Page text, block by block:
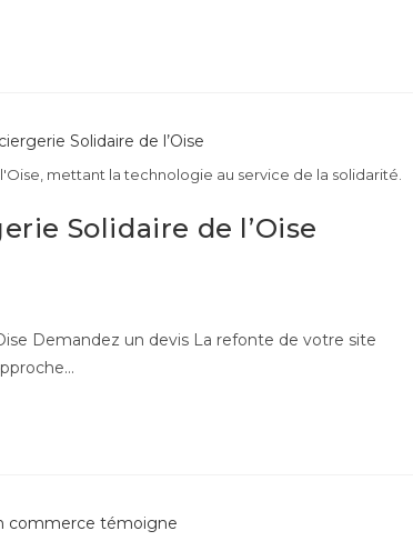
mettant la technologie au service de la solidarité.
Solidaire de l’Oise
Demandez un devis La refonte de votre site